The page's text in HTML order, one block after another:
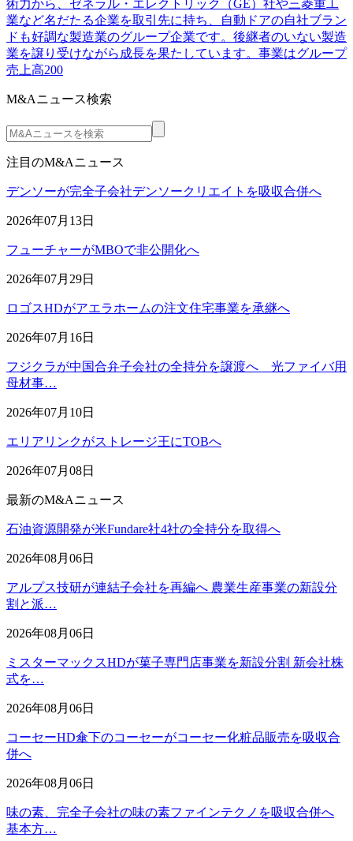
術力から、ゼネラル・エレクトリック（GE）社や三菱重工
業など名だたる企業を取引先に持ち、自動ドアの自社ブラン
ドも好調な製造業のグループ企業です。後継者のいない製造
業を譲り受けながら成長を果たしています。事業はグループ
売上高200
M&Aニュース検索
注目のM&Aニュース
デンソーが完全子会社デンソークリエイトを吸収合併へ
2026年07月13日
フューチャーがMBOで非公開化へ
2026年07月29日
ロゴスHDがアエラホームの注文住宅事業を承継へ
2026年07月16日
フジクラが中国合弁子会社の全持分を譲渡へ 光ファイバ用
母材事…
2026年07月10日
エリアリンクがストレージ王にTOBへ
2026年07月08日
最新のM&Aニュース
石油資源開発が米Fundare社4社の全持分を取得へ
2026年08月06日
アルプス技研が連結子会社を再編へ 農業生産事業の新設分
割と派…
2026年08月06日
ミスターマックスHDが菓子専門店事業を新設分割 新会社株
式を…
2026年08月06日
コーセーHD傘下のコーセーがコーセー化粧品販売を吸収合
併へ
2026年08月06日
味の素、完全子会社の味の素ファインテクノを吸収合併へ
基本方…